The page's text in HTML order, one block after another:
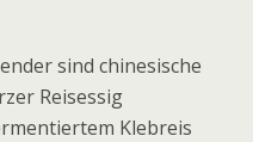
sind chinesische
Reisessig
Klebreis